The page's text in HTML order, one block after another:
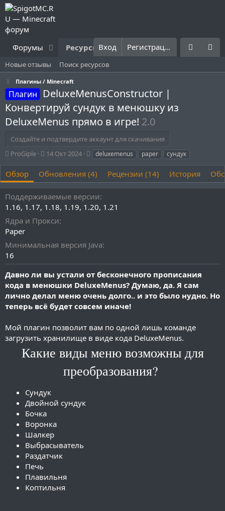
Форумы Ресурсы Что нового? Правила
Вход Регистрация
Новые отзывы Поиск ресурсов
Плагины / Minecraft
Плагин
DeluxeMenusConstructor |
Конвертируй сундук в менюшку из
DeluxeMenus прямо в игре! 2.0
Создайте и подтвердите аккаунт для скачивания
А
т
о
р
ProGiple
Д
т
а
с
о
з
а
и
14 Окт 2024
Т
г
и
deluxemenus paper сундук
Обзор Обновления (4) Рецензии (14) История
Поддерживаемые версии
1.16 1.17 1.18 1.19 1.20 1.21
Ядра и Прокси
Paper
Минимальная версия Java
16
Давно ли вы устали от бесконечного прописания
кода в менюшки DeluxeMenus? Думаю, да. Я сам
лично делал меню очень долго.. и это было нудно. Но
теперь всё будет совсем иначе!
Мой плагин позволит вам по одной лишь команде
загрузить хранилище в виде кода DeluxeMenus.
Какие виды меню возможны для
преобразования?
Сундук
Двойной сундук
Бочка
Воронка
Шалкер
Выбрасыватель
Раздатчик
Печь
Плавильня
Коптильня